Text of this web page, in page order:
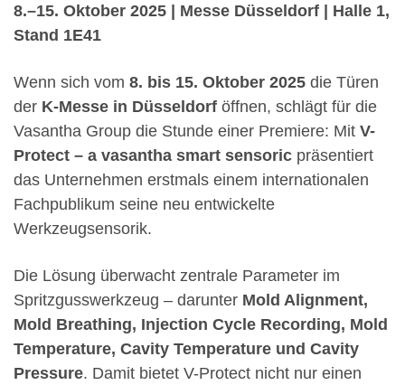
8.–15. Oktober 2025 | Messe Düsseldorf | Halle 1,
Stand 1E41
Wenn sich vom 8. bis 15. Oktober 2025 die Türen
der K-Messe in Düsseldorf öffnen, schlägt für die
Vasantha Group die Stunde einer Premiere: Mit V-
Protect – a vasantha smart sensoric präsentiert
das Unternehmen erstmals einem internationalen
Fachpublikum seine neu entwickelte
Werkzeugsensorik.
Die Lösung überwacht zentrale Parameter im
Spritzgusswerkzeug – darunter Mold Alignment,
Mold Breathing, Injection Cycle Recording, Mold
Temperature, Cavity Temperature und Cavity
Pressure. Damit bietet V-Protect nicht nur einen